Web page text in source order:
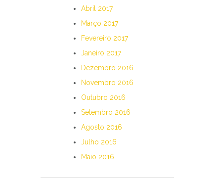
Abril 2017
Março 2017
Fevereiro 2017
Janeiro 2017
Dezembro 2016
Novembro 2016
Outubro 2016
Setembro 2016
Agosto 2016
Julho 2016
Maio 2016